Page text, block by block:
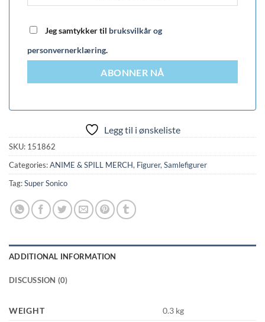
Jeg samtykker til bruksvilkår og
personvernerklæring.
ABONNER NÅ
Legg til i ønskeliste
SKU: 151862
Categories:ANIME & SPILL MERCH, Figurer, Samlefigurer
Tag:Super Sonico
ADDITIONAL INFORMATION
DISCUSSION (0)
WEIGHT 0.3 kg